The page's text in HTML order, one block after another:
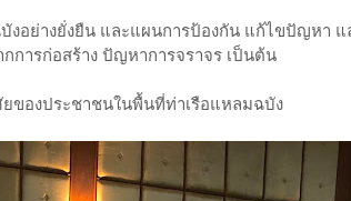
งอย่างยั่งยืน และแผนการป้องกัน แก้ไขปัญหา
ารก่อสร้าง ปัญหาการจราจร เป็นต้น
ของประชาชนในพื้นที่ท่าเรือแหลมฉบัง